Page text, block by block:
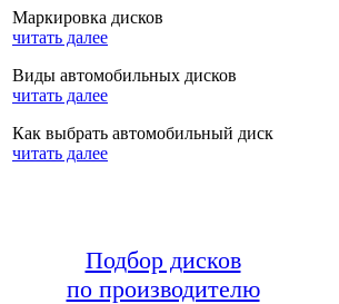
Маркировка дисков
читать далее
Виды автомобильных дисков
читать далее
Как выбрать автомобильный диск
читать далее
Подбор дисков
по производителю